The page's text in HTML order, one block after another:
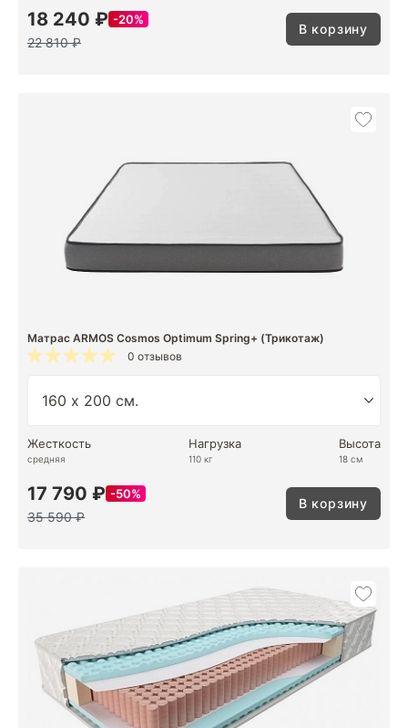
18 240 ₽ 20%
22 810 ₽
В корзину
Матрас ARMOS Cosmos Optimum Spring+ (Трикотаж)
0 отзывов
Жесткость
средняя
Нагрузка
110 кг
Высота
18 см
17 790 ₽ 50%
35 590 ₽
В корзину